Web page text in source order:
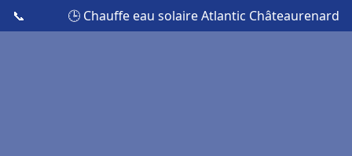
📞 🕒 Chauffe eau solaire Atlantic Châteaurenard